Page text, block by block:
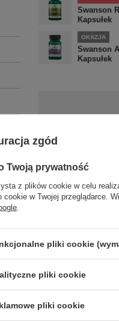
Swanson
Kapsułek
OKAZJA
Swanson
Kapsułek
Napisz
zgód
Twoją prywatność
z plików cookie w celu
cookie w Twojej przeglądarce.
pliki cookie
pliki cookie
pliki cookie